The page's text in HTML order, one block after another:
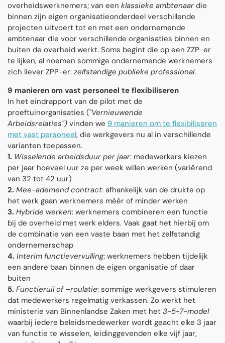
overheidswerknemers; van een klassieke ambtenaar die
binnen zijn eigen organisatieonderdeel verschillende
projecten uitvoert tot en met een ondernemende
ambtenaar die voor verschillende organisaties binnen en
buiten de overheid werkt. Soms begint die op een ZZP-er
te lijken, al noemen sommige ondernemende werknemers
zich liever ZPP-er: zelfstandige publieke professional.
9 manieren om vast personeel te flexibiliseren
In het eindrapport van de pilot met de
proeftuinorganisaties ("Vernieuwende
Arbeidsrelaties") vinden we 9 manieren om te flexibiliseren
met vast personeel, die werkgevers nu al in verschillende
varianten toepassen.
1. Wisselende arbeidsduur per jaar: medewerkers kiezen
per jaar hoeveel uur ze per week willen werken (variërend
van 32 tot 42 uur)
2. Mee-ademend contract: afhankelijk van de drukte op
het werk gaan werknemers méér of minder werken
3. Hybride werken: werknemers combineren een functie
bij de overheid met werk elders. Vaak gaat het hierbij om
de combinatie van een vaste baan met het zelfstandig
ondernemerschap
4. Interim functievervulling: werknemers hebben tijdelijk
een andere baan binnen de eigen organisatie of daar
buiten
5. Functieruil of –roulatie: sommige werkgevers stimuleren
dat medewerkers regelmatig verkassen. Zo werkt het
ministerie van Binnenlandse Zaken met het 3-5-7-model
waarbij iedere beleidsmedewerker wordt geacht elke 3 jaar
van functie te wisselen, leidinggevenden elke vijf jaar,